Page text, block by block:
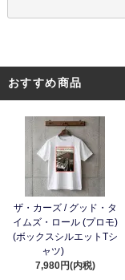
おすすめ商品
ザ・カーズ / グッド・タ
イムズ・ロール (プロモ)
(ボックスシルエットTシ
ャツ)
7,980円(内税)